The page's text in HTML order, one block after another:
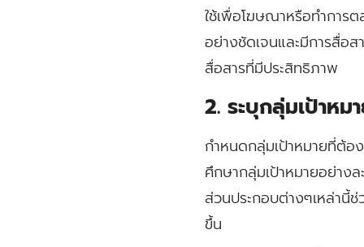
ใช้เพื่อโฆษณาหรือทำการ
อย่างชัดเจนและมีการสื่อ
สื่อสารที่มีประสิทธิภาพ
2. ระบุกลุ่มเป้าหม
กำหนดกลุ่มเป้าหมายที่ต้อ
ศึกษากลุ่มเป้าหมายอย่าง
ส่วนประกอบต่างๆเหล่านี้
ขึ้น